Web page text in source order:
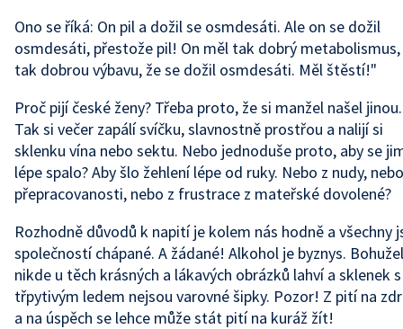
Ono se říká: On pil a dožil se osmdesáti. Ale on se dožil
osmdesáti, přestože pil! On měl tak dobrý metabolismus,
tak dobrou výbavu, že se dožil osmdesáti. Měl štěstí!"
Proč pijí české ženy? Třeba proto, že si manžel našel jinou.
Tak si večer zapálí svíčku, slavnostně prostřou a nalijí si
sklenku vína nebo sektu. Nebo jednoduše proto, aby se
lépe spalo? Aby šlo žehlení lépe od ruky. Nebo z nudy,
přepracovanosti, nebo z frustrace z mateřské dovolené?
Rozhodně důvodů k napití je kolem nás hodně a všechny
společností chápané. A žádané! Alkohol je byznys.
nikde u těch krásných a lákavých obrázků lahví a sklenek s
třpytivým ledem nejsou varovné šipky. Pozor! Z pití na
a na úspěch se lehce může stát pití na kuráž žít!